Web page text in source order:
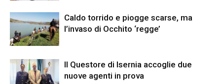
Caldo torrido e piogge scarse, ma
l’invaso di Occhito ‘regge’
Il Questore di Isernia accoglie due
nuove agenti in prova